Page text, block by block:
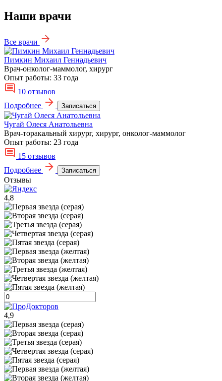
Наши врачи
Все врачи
Пимкин Михаил Геннадьевич
Врач-онколог-маммолог, хирург
Опыт работы: 33 года
10 отзывов
Подробнее
Записаться
Чугай Олеся Анатольевна
Врач-торакальный хирург, хирург, онколог-маммолог
Опыт работы: 23 года
15 отзывов
Подробнее
Записаться
Отзывы
4,8
4,9